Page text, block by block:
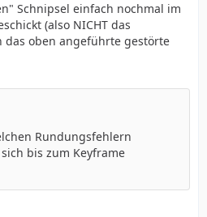
Schnipsel einfach nochmal im
(also NICHT das
oben angeführte gestörte
Rundungsfehlern
bis zum Keyframe